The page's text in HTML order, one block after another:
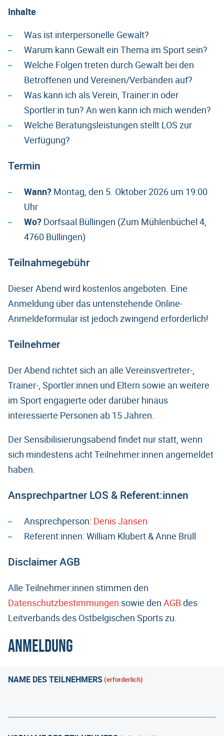
Inhalte
Was ist interpersonelle Gewalt?
Warum kann Gewalt ein Thema im Sport sein?
Welche Folgen treten durch Gewalt bei den
Betroffenen und Vereinen/Verbänden auf?
Was kann ich als Verein, Trainer:in oder
Sportler:in tun? An wen kann ich mich wenden?
Welche Beratungsleistungen stellt LOS zur
Verfügung?
Termin
Wann? Montag, den 5. Oktober 2026 um 19:00
Uhr
Wo? Dorfsaal Büllingen (Zum Mühlenbüchel 4,
4760 Büllingen)
Teilnahmegebühr
Dieser Abend wird kostenlos angeboten. Eine
Anmeldung über das untenstehende Online-
Anmeldeformular ist jedoch zwingend erforderlich!
Teilnehmer
Der Abend richtet sich an alle Vereinsvertreter-,
Trainer-, Sportler:innen und Eltern sowie an weitere
im Sport engagierte oder darüber hinaus
interessierte Personen ab 15 Jahren.
Der Sensibilisierungsabend findet nur statt, wenn
sich mindestens acht Teilnehmer:innen angemeldet
haben.
Ansprechpartner LOS & Referent:innen
Ansprechperson: Denis Jansen
Referent:innen: William Klubert & Anne Brüll
Disclaimer AGB
Alle Teilnehmer:innen stimmen den
Datenschutzbestimmungen sowie den AGBdes
Leitverbands des Ostbelgischen Sports zu.
Anmeldung
NAME DES TEILNEHMERS(erforderlich)